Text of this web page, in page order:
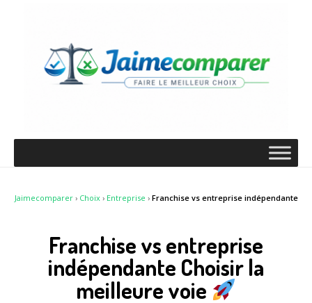
Jaimecomparer› Choix› Entreprise › Franchise vs entreprise indépendante
Franchise vs entreprise
indépendante Choisir la
meilleure voie